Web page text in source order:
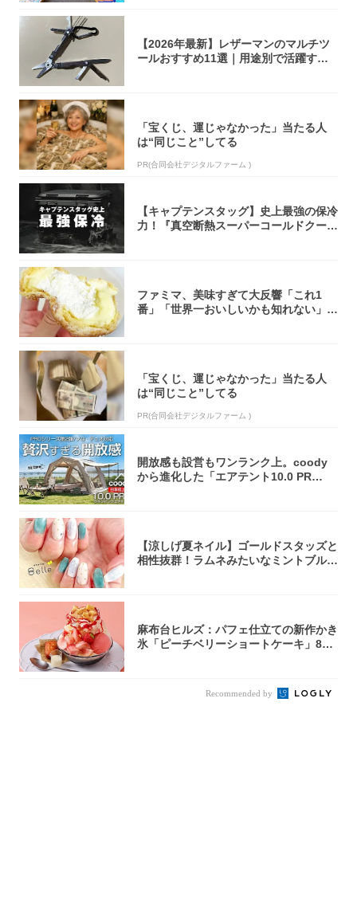
【2026年最新】レザーマンのマルチツ
ールおすすめ11選｜用途別で活躍する
「宝くじ、運じゃなかった」当たる人
は“同じこと”してる
PR(合同会社デジタルファーム )
【キャプテンスタッグ】史上最強の保冷
力！『真空断熱スーパーコールドクーラ
ファミマ、美味すぎて大反響「これ1
番」「世界一おいしいかも知れない」
「宝くじ、運じゃなかった」当たる人
は“同じこと”してる
PR(合同会社デジタルファーム )
開放感も設営もワンランク上。coody
から進化した「エアテント10.0 PR
【涼しげ夏ネイル】ゴールドスタッズと
相性抜群！ラムネみたいなミントブルー
麻布台ヒルズ：パフェ仕立ての新作かき
氷「ピーチベリーショートケーキ」8月
Recommended by